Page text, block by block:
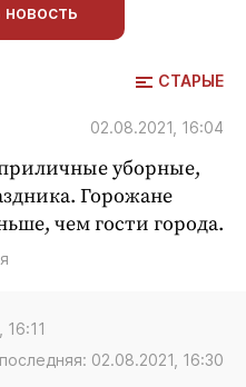
СТАРЫЕ
02.08.2021, 16:04
уборные,
Горожане
чем гости города.
16:11
02.08.2021, 16:30